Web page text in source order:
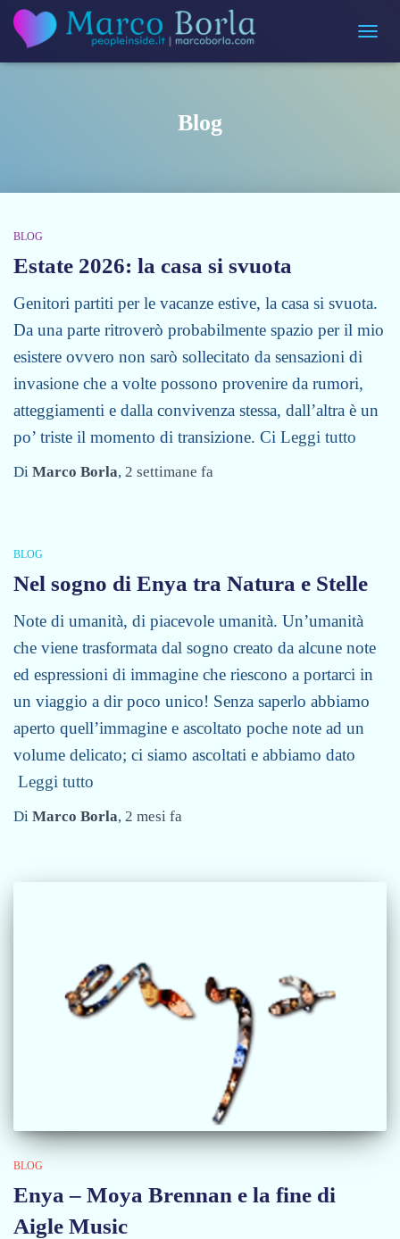
Blog
BLOG
Estate 2026: la casa si svuota
Genitori partiti per le vacanze estive, la casa si svuota.
Da una parte ritroverò probabilmente spazio per il mio
esistere ovvero non sarò sollecitato da sensazioni di
invasione che a volte possono provenire da rumori,
atteggiamenti e dalla convivenza stessa, dall’altra è un
po’ triste il momento di transizione. Ci Leggi tutto
Di Marco Borla, 2 settimane fa
BLOG
Nel sogno di Enya tra Natura e Stelle
Note di umanità, di piacevole umanità. Un’umanità
che viene trasformata dal sogno creato da alcune note
ed espressioni di immagine che riescono a portarci in
un viaggio a dir poco unico! Senza saperlo abbiamo
aperto quell’immagine e ascoltato poche note ad un
volume delicato; ci siamo ascoltati e abbiamo dato
Leggi tutto
Di Marco Borla, 2 mesi fa
BLOG
Enya – Moya Brennan e la fine di
Aigle Music